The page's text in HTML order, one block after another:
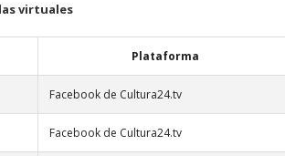
virtuales
Plataforma
Facebook de Cultura24.tv
Facebook de Cultura24.tv